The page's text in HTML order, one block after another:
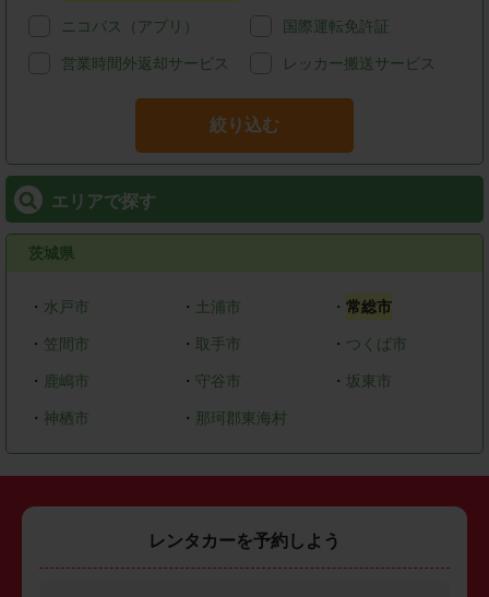
ニコパス（アプリ） 国際運転免許証
営業時間外返却サービス レッカー搬送サービス
絞り込む
エリアで探す
茨城県
・ 水戸市 ・ 土浦市 ・常総市
・ 笠間市 ・ 取手市 ・ つくば市
・ 鹿嶋市 ・ 守谷市 ・坂東市
・ 神栖市 ・ 那珂郡東海村
レンタカーを予約しよう